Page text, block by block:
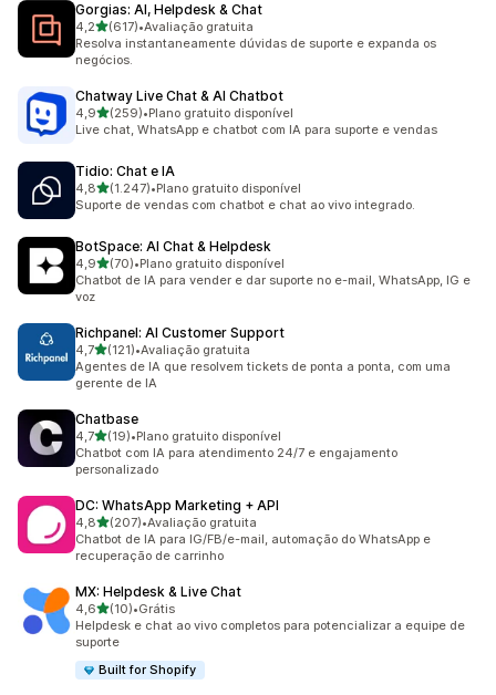
Gorgias: AI, Helpdesk & Chat
4,2de 5 estrelas
(617)
617 avaliações ao todo
•Avaliação gratuita
Resolva instantaneamente dúvidas de suporte e expanda os
negócios.
Chatway Live Chat & AI Chatbot
4,9de 5 estrelas
(259)
259 avaliações ao todo
•Plano gratuito disponível
Live chat, WhatsApp e chatbot com IA para suporte e vendas
Tidio: Chat e IA
4,8de 5 estrelas
(1.247)
1247 avaliações ao todo
•Plano gratuito disponível
Suporte de vendas com chatbot e chat ao vivo integrado.
BotSpace: AI Chat & Helpdesk
4,9de 5 estrelas
(70)
70 avaliações ao todo
•Plano gratuito disponível
Chatbot de IA para vender e dar suporte no e-mail, WhatsApp, IG e
voz
Richpanel: AI Customer Support
4,7de 5 estrelas
(121)
121 avaliações ao todo
•Avaliação gratuita
Agentes de IA que resolvem tickets de ponta a ponta, com uma
gerente de IA
Chatbase
4,7de 5 estrelas
(19)
19 avaliações ao todo
•Plano gratuito disponível
Chatbot com IA para atendimento 24/7 e engajamento
personalizado
DC: WhatsApp Marketing + API
4,8de 5 estrelas
(207)
207 avaliações ao todo
•Avaliação gratuita
Chatbot de IA para IG/FB/e-mail, automação do WhatsApp e
recuperação de carrinho
MX: Helpdesk & Live Chat
4,6de 5 estrelas
(10)
10 avaliações ao todo
•Grátis
Helpdesk e chat ao vivo completos para potencializar a equipe de
suporte
Built for Shopify